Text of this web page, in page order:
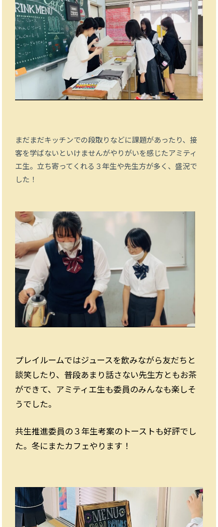
まだまだキッチンでの段取りなどに課題があったり、接
客を学ばないといけませんがやりがいを感じたアミティ
エ生。立ち寄ってくれる３年生や先生方が多く、盛況で
した！
プレイルームではジュースを飲みながら友だちと
談笑したり、普段あまり話さない先生方ともお茶
ができて、アミティエ生も委員のみんなも楽しそ
うでした。
共生推進委員の３年生考案のトーストも好評でし
た。冬にまたカフェやります！